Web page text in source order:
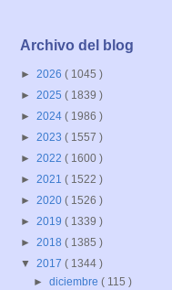
Archivo del blog
► 2026 ( 1045 )
► 2025 ( 1839 )
► 2024 ( 1986 )
► 2023 ( 1557 )
► 2022 ( 1600 )
► 2021 ( 1522 )
► 2020 ( 1526 )
► 2019 ( 1339 )
► 2018 ( 1385 )
▼ 2017 ( 1344 )
►diciembre( 115 )